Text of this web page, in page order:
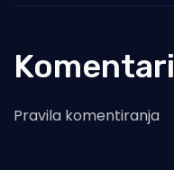
Komentari
Pravila komentiranja